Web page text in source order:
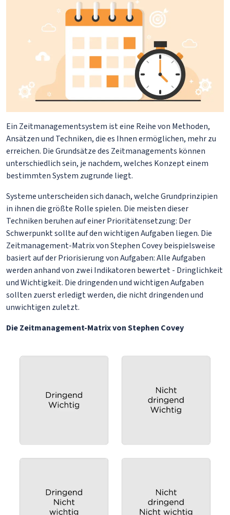
Ein Zeitmanagementsystem ist eine Reihe von Methoden,
Ansätzen und Techniken, die es Ihnen ermöglichen, mehr zu
erreichen. Die Grundsätze des Zeitmanagements können
unterschiedlich sein, je nachdem, welches Konzept einem
bestimmten System zugrunde liegt.
Systeme unterscheiden sich danach, welche Grundprinzipien
in ihnen die größte Rolle spielen. Die meisten dieser
Techniken beruhen auf einer Prioritätensetzung: Der
Schwerpunkt sollte auf den wichtigen Aufgaben liegen. Die
Zeitmanagement-Matrix von Stephen Covey beispielsweise
basiert auf der Priorisierung von Aufgaben: Alle Aufgaben
werden anhand von zwei Indikatoren bewertet - Dringlichkeit
und Wichtigkeit. Die dringenden und wichtigen Aufgaben
sollten zuerst erledigt werden, die nicht dringenden und
unwichtigen zuletzt.
Die Zeitmanagement-Matrix von Stephen Covey